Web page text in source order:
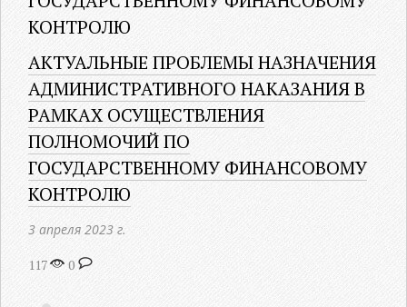
АКТУАЛЬНЫЕ ПРОБЛЕМЫ НАЗНАЧЕНИЯ
АДМИНИСТРАТИВНОГО НАКАЗАНИЯ В
РАМКАХ ОСУЩЕСТВЛЕНИЯ
ПОЛНОМОЧИЙ ПО
ГОСУДАРСТВЕННОМУ ФИНАНСОВОМУ
КОНТРОЛЮ
3 апреля 2023 г.
117 0